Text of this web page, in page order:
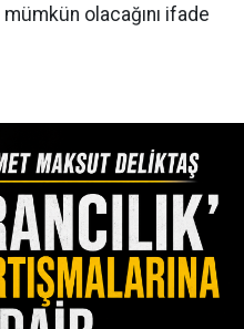
olacağını ifade